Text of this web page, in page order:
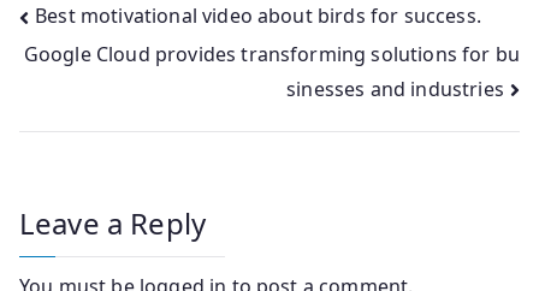
Post
navigation
Best motivational video about birds for success.
Google Cloud provides transforming solutions for bu
sinesses and industries
Leave a Reply